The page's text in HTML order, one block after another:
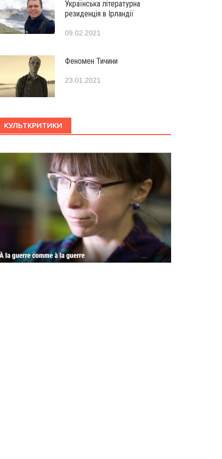
Українська літературна
резиденція в Ірландії
09.02.2021
Феномен Тичини
23.01.2021
КУЛЬТКРИТИКИ